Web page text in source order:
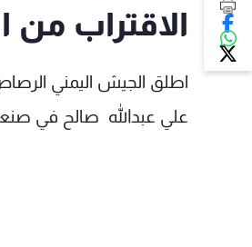
الاقتراب
اطلق الجيش اليمني
علي عبدالله صالح في